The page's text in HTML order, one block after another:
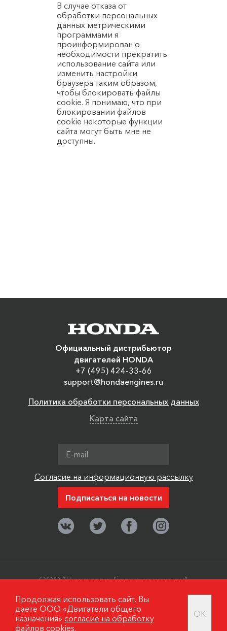
В случае отказа от
обработки персональных
данных метрическими
программами я
проинформирован о
необходимости прекратить
использование сайта или
изменить настройки
браузера таким образом,
чтобы блокировать файлы
cookie. Я понимаю, что при
блокировании файлов
cookie некоторые функции
сайта могут быть мне не
доступны.
Официальный дистрибьютор
двигателей HONDA
+7 (495) 424-33-66
support@hondaengines.ru
Политика обработки персональных данных
Карта сайта
Согласие на информационную рассылку
ООО “Двигатели общего назначения”,
2006-2019
Продолжая использовать сайт, Вы
даете ООО «Двигатели общего
назначения» согласие на обработку
файлов cookies.
OK